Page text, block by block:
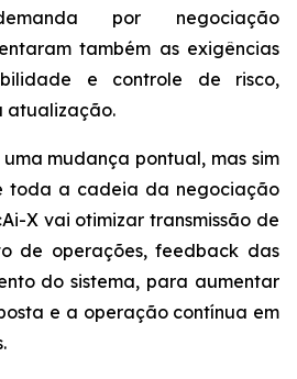
por negociação
também as exigências
e controle de risco,
atualização.
mudança pontual, mas sim
toda a cadeia da negociação
X vai otimizar transmissão de
de operações, feedback das
do sistema, para aumentar
e a operação contínua em